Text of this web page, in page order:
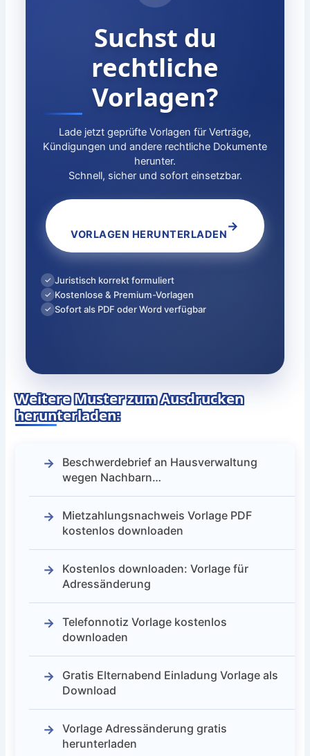
Suchst du
rechtliche
Vorlagen?
Lade jetzt geprüfte Vorlagen für Verträge,
Kündigungen und andere rechtliche Dokumente
herunter.
Schnell, sicher und sofort einsetzbar.
VORLAGEN HERUNTERLADEN
→
✓ Juristisch korrekt formuliert
✓ Kostenlose & Premium-Vorlagen
✓ Sofort als PDF oder Word verfügbar
Weitere Muster zum Ausdrucken
herunterladen:
Beschwerdebrief an Hausverwaltung
wegen Nachbarn…
Mietzahlungsnachweis Vorlage PDF
kostenlos downloaden
Kostenlos downloaden: Vorlage für
Adressänderung
Telefonnotiz Vorlage kostenlos
downloaden
Gratis Elternabend Einladung Vorlage als
Download
Vorlage Adressänderung gratis
herunterladen